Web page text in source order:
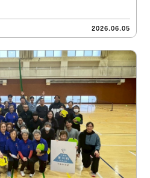
2026.06.05